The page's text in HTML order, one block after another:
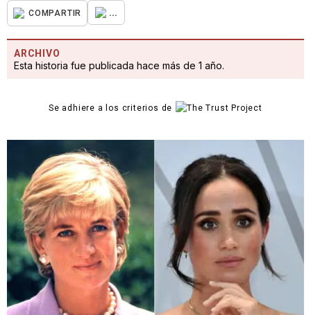
COMPARTIR ...
ARCHIVO
Esta historia fue publicada hace más de 1 año.
Se adhiere a los criterios de